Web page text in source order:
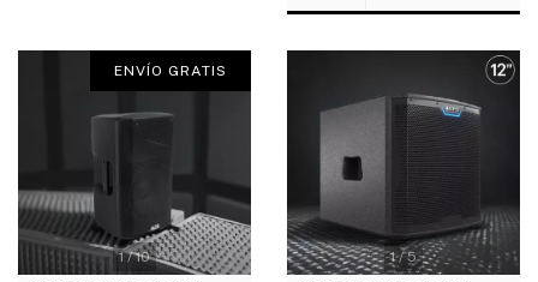
1/10
ENVÍO GRATIS
1/5